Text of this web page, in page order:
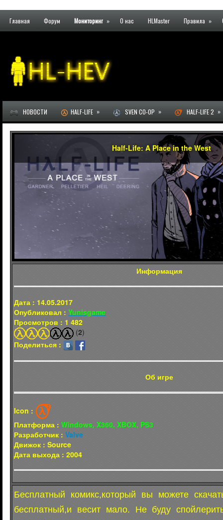
Главная Форум Мониторинг » О нас HLMaster Правила »
НОВОСТИ HALF-LIFE » SVEN CO-OP » HALF-LIFE 2 »
Half-Life: A Place in the West
Информация
Дата : 14.05.2017
Опубликовал : Yunisgame
Просмотров : 1 482
(2)
Поделиться :
Об игре
Icon :
Платформа : Windows, X360, XBOX, PS3
Разработчик : Valve
Движок : Source
Дата выхода : 2004
Бесплатный комикс,который вы можете
бесплатный,и весит мало. Не буду